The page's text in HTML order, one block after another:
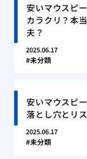
安いマウスピ
カラクリ？本
夫？
2025.06.17
未分類
安いマウスピ
落とし穴とリ
2025.06.17
未分類